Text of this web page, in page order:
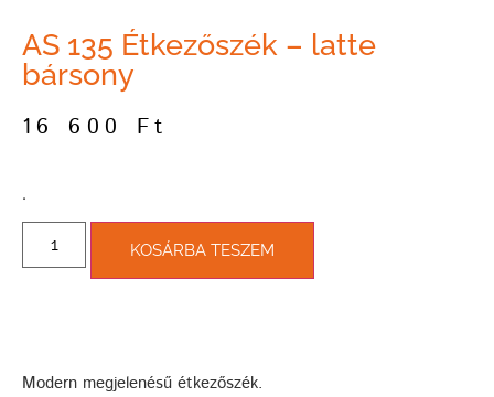
AS 135 Étkezőszék – latte
bársony
16 600 Ft
­.
KOSÁRBA TESZEM
Modern megjelenésű étkezőszék.